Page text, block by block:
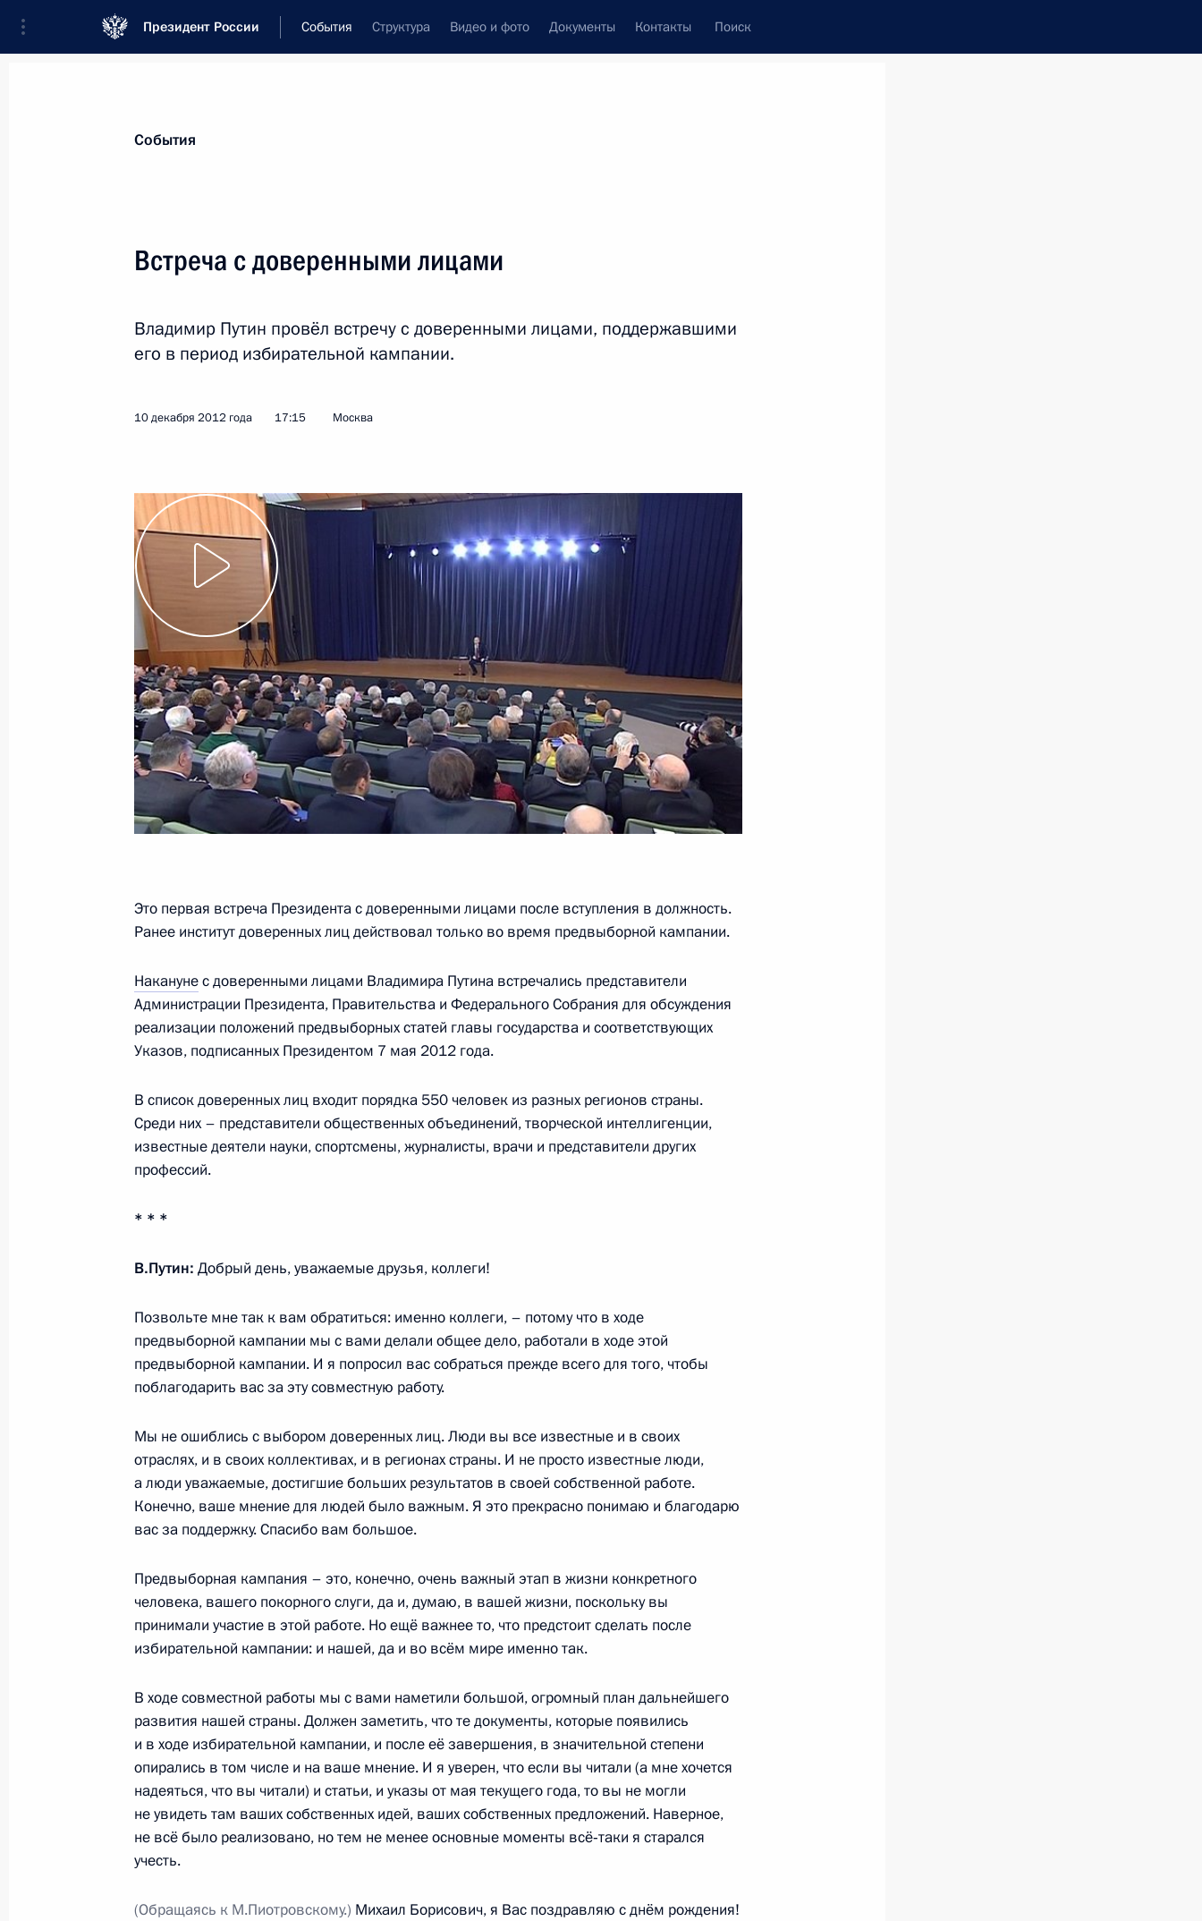
Президент России События Структура Видео и фото Документы Контакты Поиск
Новости
Президента
15 декабря 2012 года, 10:00
14 декабря 2012 года, пятница
государственных органов, руководство деятельностью которых
осуществляет Президент
14 декабря 2012 года, 18:30
Переговоры с Президентом Бразилии Дилмой Роуссефф
14 декабря 2012 года, 17:00 Москва, Кремль
Совещание с постоянными членами Совета Безопасности
14 декабря 2012 года, 13:20 Москва, Кремль
4
Рабочая встреча с председателем Следственного комитета
Александром Бастрыкиным
13 декабря 2012 года, 18:45 Москва, Кремль
3
Заседание Совета законодателей
13 декабря 2012 года, 15:00
12 декабря 2012 года, среда
Малики
12 декабря 2012 года, 20:50
Президент отклонил Федеральный закон о внесении изменений
в закон об инновационном центре «Сколково»
12 декабря 2012 года, 18:00
12 декабря 2012 года, 16:30
Послание Президента Федеральному Собранию
12 декабря 2012 года, 13:30 Москва, Кремль
11 декабря 2012 года, вторник
События
Встреча с доверенными лицами
Владимир Путин провёл встречу с доверенными лицами, поддержавшими
его в период избирательной кампании.
10 декабря 2012 года 17:15 Москва
Это первая встреча Президента с доверенными лицами после вступления в должность.
Ранее институт доверенных лиц действовал только во время предвыборной кампании.
Наканунес доверенными лицами Владимира Путина встречались представители
Администрации Президента, Правительства и Федерального Собрания для обсуждения
реализации положений предвыборных статей главы государства и соответствующих
Указов, подписанных Президентом 7 мая 2012 года.
В список доверенных лиц входит порядка 550 человек из разных регионов страны.
Среди них – представители общественных объединений, творческой интеллигенции,
известные деятели науки, спортсмены, журналисты, врачи и представители других
профессий.
* * *
В.Путин: Добрый день, уважаемые друзья, коллеги!
Позвольте мне так к вам обратиться: именно коллеги, – потому что в ходе
предвыборной кампании мы с вами делали общее дело, работали в ходе этой
предвыборной кампании. И я попросил вас собраться прежде всего для того, чтобы
поблагодарить вас за эту совместную работу.
Мы не ошиблись с выбором доверенных лиц. Люди вы все известные и в своих
отраслях, и в своих коллективах, и в регионах страны. И не просто известные люди,
а люди уважаемые, достигшие больших результатов в своей собственной работе.
Конечно, ваше мнение для людей было важным. Я это прекрасно понимаю и благодарю
вас за поддержку. Спасибо вам большое.
Предвыборная кампания – это, конечно, очень важный этап в жизни конкретного
человека, вашего покорного слуги, да и, думаю, в вашей жизни, поскольку вы
принимали участие в этой работе. Но ещё важнее то, что предстоит сделать после
избирательной кампании: и нашей, да и во всём мире именно так.
В ходе совместной работы мы с вами наметили большой, огромный план дальнейшего
развития нашей страны. Должен заметить, что те документы, которые появились
и в ходе избирательной кампании, и после её завершения, в значительной степени
опирались в том числе и на ваше мнение. И я уверен, что если вы читали (а мне хочется
надеяться, что вы читали) и статьи, и указы от мая текущего года, то вы не могли
не увидеть там ваших собственных идей, ваших собственных предложений. Наверное,
не всё было реализовано, но тем не менее основные моменты всё‑таки я старался
учесть.
(Обращаясь к М.Пиотровскому.) Михаил Борисович, я Вас поздравляю с днём рождения!